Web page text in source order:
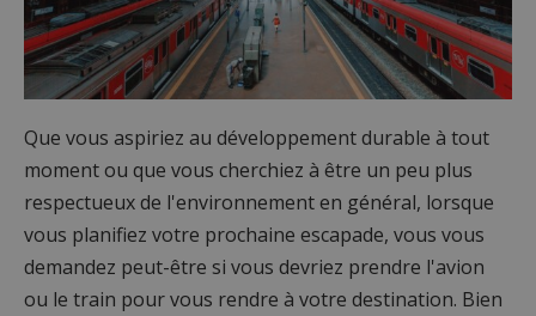
Que vous aspiriez au développement durable à tout
moment ou que vous cherchiez à être un peu plus
respectueux de l'environnement en général, lorsque
vous planifiez votre prochaine escapade, vous vous
demandez peut-être si vous devriez prendre l'avion
ou le train pour vous rendre à votre destination. Bien